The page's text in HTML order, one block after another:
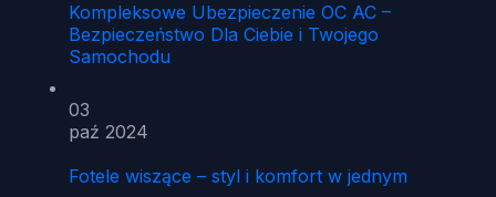
Kompleksowe Ubezpieczenie OC AC –
Bezpieczeństwo Dla Ciebie i Twojego
Samochodu
03
paź 2024
Fotele wiszące – styl i komfort w jednym